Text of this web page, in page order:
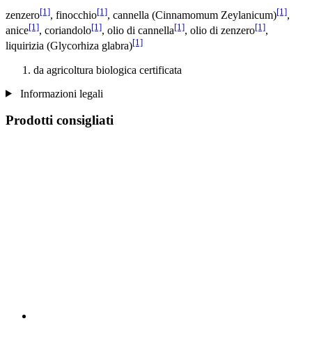
zenzero[1], finocchio[1], cannella (Cinnamomum Zeylanicum)[1],
anice[1], coriandolo[1], olio di cannella[1], olio di zenzero[1],
liquirizia (Glycorhiza glabra)[1]
da agricoltura biologica certificata
Informazioni legali
Prodotti consigliati